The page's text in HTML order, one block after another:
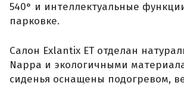
540° и интеллектуальные
парковке.
Салон Exlantix ET отделан
Nappa и экологичными
сиденья оснащены подогревом,